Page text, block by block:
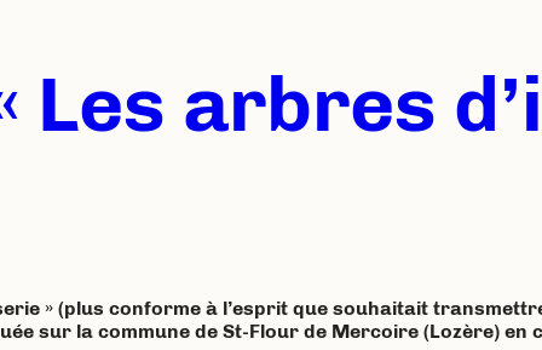
Les arbres
» (plus conforme à l’esprit que souhaitait
sur la commune de St-Flour de Mercoire (Lozère)